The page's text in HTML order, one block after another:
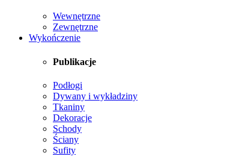
Wewnętrzne
Zewnętrzne
Wykończenie
Publikacje
Podłogi
Dywany i wykładziny
Tkaniny
Dekoracje
Schody
Ściany
Sufity